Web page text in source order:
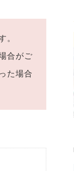
。
合がご
た場合